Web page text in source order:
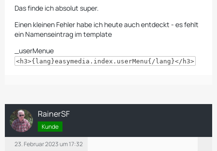
Das finde ich absolut super.
Einen kleinen Fehler habe ich heute auch entdeckt - es fehlt
ein Namenseintrag im template
_userMenue
<h3>{lang}easymedia.index.userMenu{/lang}</h3>
RainerSF
Kunde
23. Februar 2023 um 17:32